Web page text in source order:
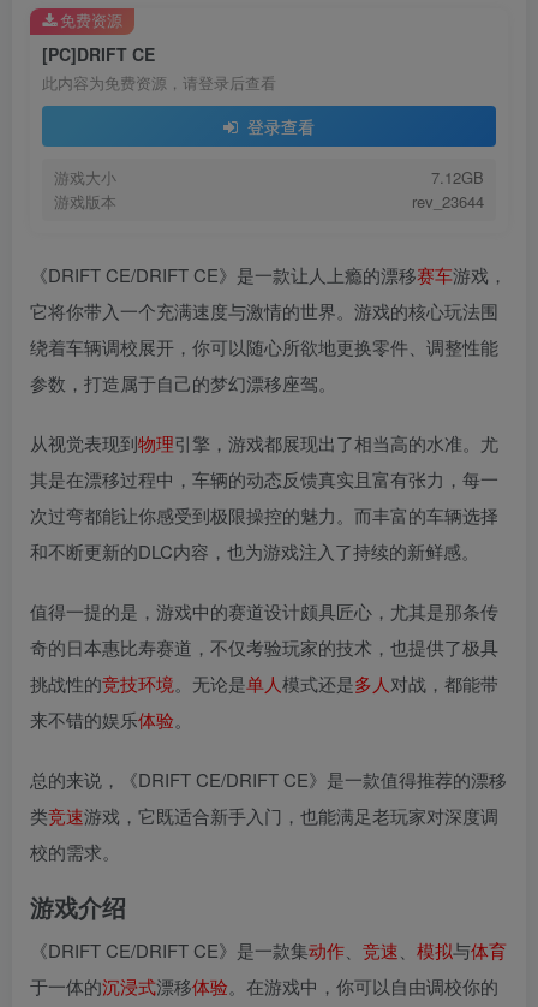
[PC]DRIFT CE
此内容为免费资源，请登录后查看
登录查看
游戏大小
7.12GB
游戏版本
rev_23644
免费资源
《DRIFT CE/DRIFT CE》是一款让人上瘾的漂移赛车游戏，
它将你带入一个充满速度与激情的世界。游戏的核心玩法围
绕着车辆调校展开，你可以随心所欲地更换零件、调整性能
参数，打造属于自己的梦幻漂移座驾。
从视觉表现到物理引擎，游戏都展现出了相当高的水准。尤
其是在漂移过程中，车辆的动态反馈真实且富有张力，每一
次过弯都能让你感受到极限操控的魅力。而丰富的车辆选择
和不断更新的DLC内容，也为游戏注入了持续的新鲜感。
值得一提的是，游戏中的赛道设计颇具匠心，尤其是那条传
奇的日本惠比寿赛道，不仅考验玩家的技术，也提供了极具
挑战性的竞技环境。无论是单人模式还是多人 对战，都能带
来不错的娱乐体验。
总的来说，《DRIFT CE/DRIFT CE》是一款值得推荐的漂移
类竞速游戏，它既适合新手入门，也能满足老玩家对深度调
校的需求。
游戏介绍
《DRIFT CE/DRIFT CE》是一款集动作 竞速 模拟与体育
于一体的沉浸式漂移体验。在游戏中，你可以自由调校你的